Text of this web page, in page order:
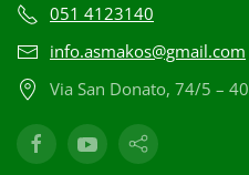
051 4123140
info.asmakos@gmail.com
Via San Donato, 74/5 –